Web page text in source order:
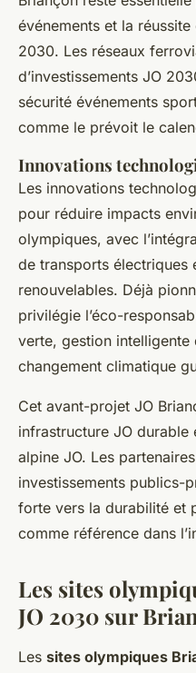
événements et la
2030. Les réseaux
d’investissements JO
sécurité événements
comme le prévoit le
Innovations
Les innovations
pour réduire impacts
olympiques, avec
de transports électriques
renouvelables. Déjà
privilégie l’éco-
verte, gestion
changement climatique
Cet avant-projet JO
infrastructure JO
alpine JO. Les
investissements publics-
forte vers la durabilité et
comme référence dans
Les sites
JO 2030 sur
Les sites olympiques